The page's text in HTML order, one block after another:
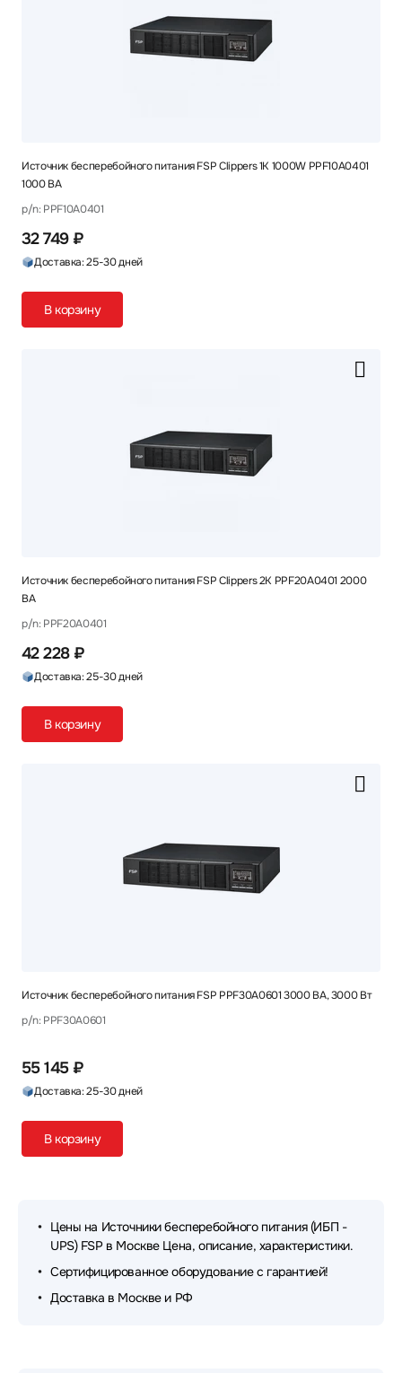
Источник бесперебойного питания FSP Clippers 1K 1000W PPF10A0401
1000 ВА
p/n: PPF10A0401
32 749 ₽
Доставка: 25-30 дней
В корзину
Источник бесперебойного питания FSP Clippers 2K PPF20A0401 2000
ВА
p/n: PPF20A0401
42 228 ₽
Доставка: 25-30 дней
В корзину
Источник бесперебойного питания FSP PPF30A0601 3000 ВА, 3000 Вт
p/n: PPF30A0601
55 145 ₽
Доставка: 25-30 дней
В корзину
Цены на Источники бесперебойного питания (ИБП -
UPS) FSP в Москве Цена, описание, характеристики.
Сертифицированное оборудование с гарантией!
Доставка в Москве и РФ